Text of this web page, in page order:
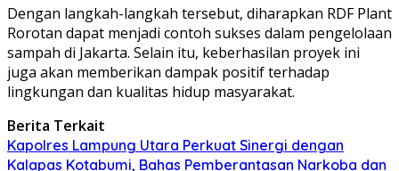
Dengan langkah-langkah tersebut, diharapkan RDF Plant
Rorotan dapat menjadi contoh sukses dalam pengelolaan
sampah di Jakarta. Selain itu, keberhasilan proyek ini
juga akan memberikan dampak positif terhadap
lingkungan dan kualitas hidup masyarakat.
Berita Terkait
Kapolres Lampung Utara Perkuat Sinergi dengan
Kalapas Kotabumi, Bahas Pemberantasan Narkoba dan